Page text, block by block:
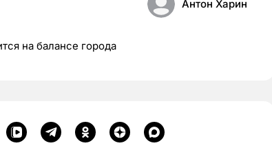
Антон Харин
на балансе города